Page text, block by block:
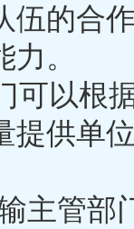
伍的合
能力
以根
提供单
主管部